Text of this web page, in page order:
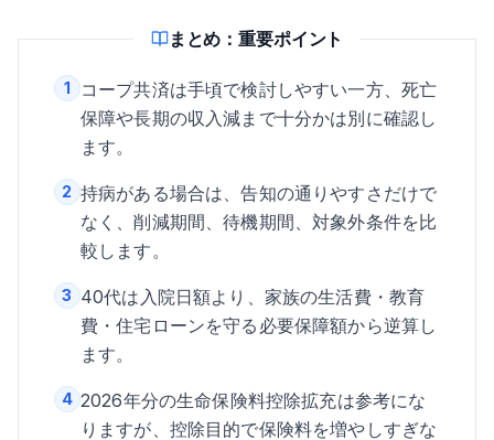
まとめ：重要ポイント
1
コープ共済は手頃で検討しやすい一方、死亡
保障や長期の収入減まで十分かは別に確認し
ます。
2 持病がある場合は、告知の通りやすさだけで
なく、削減期間、待機期間、対象外条件を比
較します。
3 40代は入院日額より、家族の生活費・教育
費・住宅ローンを守る必要保障額から逆算し
ます。
4 2026年分の生命保険料控除拡充は参考にな
りますが、控除目的で保険料を増やしすぎな